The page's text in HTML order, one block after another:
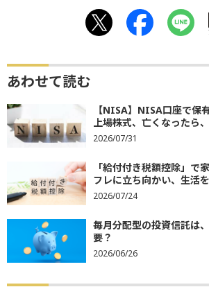
あわせて読む
【NISA】NISA口座で保
上場株式、亡くなったら
2026/07/31
「給付付き税額控除」で
フレに立ち向かい、生活
2026/07/24
毎月分配型の投資信託は
要？
2026/06/26